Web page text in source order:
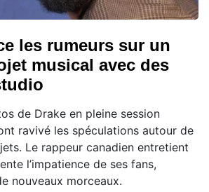
les rumeurs sur un
musical avec des
de Drake en pleine session
ravivé les spéculations autour de
Le rappeur canadien entretient
l’impatience de ses fans,
nouveaux morceaux.